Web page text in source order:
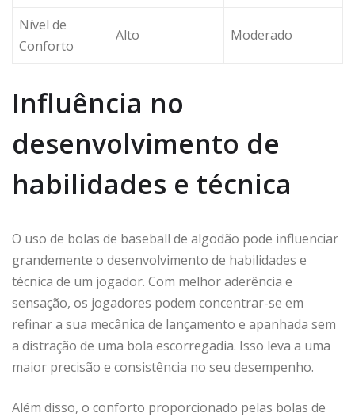
Nível de
Conforto
Alto Moderado
Influência no
desenvolvimento de
habilidades e técnica
O uso de bolas de baseball de algodão pode influenciar
grandemente o desenvolvimento de habilidades e
técnica de um jogador. Com melhor aderência e
sensação, os jogadores podem concentrar-se em
refinar a sua mecânica de lançamento e apanhada sem
a distração de uma bola escorregadia. Isso leva a uma
maior precisão e consistência no seu desempenho.
Além disso, o conforto proporcionado pelas bolas de